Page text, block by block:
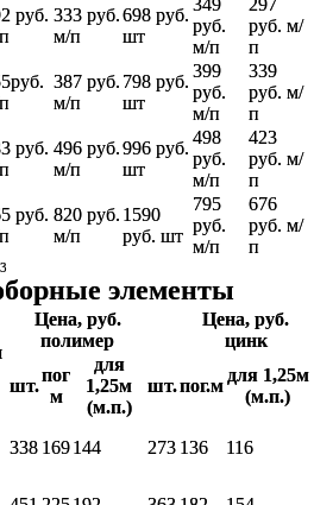
руб. 333 руб.
м/п
698 руб.
шт
349
руб.
м/п
297
руб. м/
п
387 руб.
м/п
798 руб.
шт
399
руб.
м/п
339
руб. м/
п
руб. 496 руб.
м/п
996 руб.
шт
498
руб.
м/п
423
руб. м/
п
руб. 820 руб.
м/п
1590
руб. шт
795
руб.
м/п
676
руб. м/
п
элементы
Цена, руб.
полимер
Цена, руб.
цинк
шт.
пог
м
для
1,25м
(м.п.)
шт.пог.м
для 1,25м
(м.п.)
338 169144 273 136 116